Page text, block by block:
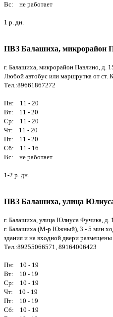
Вс: не работает
1 р. дн.
ПВЗ Балашиха, микрорайон
г. Балашиха, микрорайон Павлино, д.
Любой автобус или маршрутка от
Тел.:89661867272
Пн: 11 - 20
Вт: 11 - 20
Ср: 11 - 20
Чт: 11 - 20
Пт: 11 - 20
Сб: 11 - 16
Вс: не работает
1-2 р. дн.
ПВЗ Балашиха, улица
г. Балашиха, улица Юлиуса Фучика, д.
г. Балашиха (М-р Южный), 3 - 5 мин
здания и на входной двери
Тел.:89255066571, 89164006423
Пн: 10 - 19
Вт: 10 - 19
Ср: 10 - 19
Чт: 10 - 19
Пт: 10 - 19
Сб: 10 - 19